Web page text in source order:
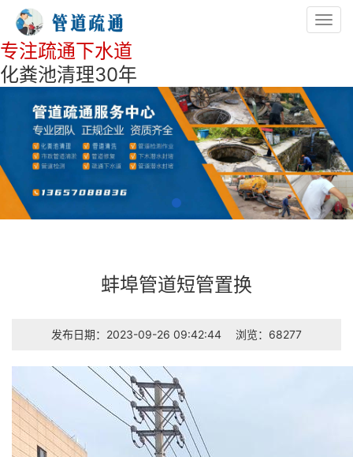
专注疏通下水道
化粪池清理30年
蚌埠管道短管置换
发布日期：2023-09-26 09:42:44 浏览：68277